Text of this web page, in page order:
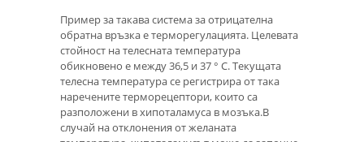
Пример за такава система за отрицателна
обратна връзка е терморегулацията. Целевата
стойност на телесната температура
обикновено е между 36,5 и 37 ° C. Текущата
телесна температура се регистрира от така
наречените терморецептори, които са
разположени в хипоталамуса в мозъка.В
случай на отклонения от желаната